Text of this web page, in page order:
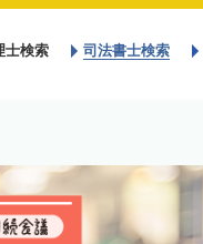
士検索 司法書士検索